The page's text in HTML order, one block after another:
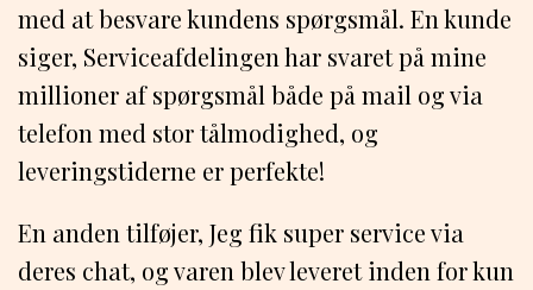
med at besvare kundens spørgsmål. En kunde
siger, Serviceafdelingen har svaret på mine
millioner af spørgsmål både på mail og via
telefon med stor tålmodighed, og
leveringstiderne er perfekte!
En anden tilføjer, Jeg fik super service via
deres chat, og varen blev leveret inden for kun